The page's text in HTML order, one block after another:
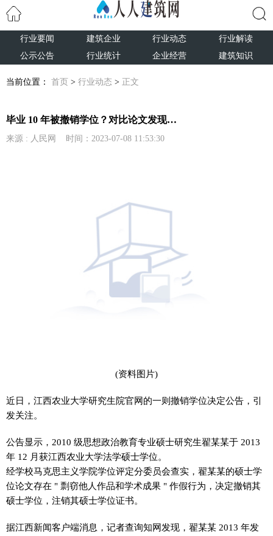
行业要闻 建筑企业 行业动态
行业解读
公示公告
行业统计 企业经营 建筑知识
当前位置： 首页 > 行业动态 > 正文
毕业 10 年被撤销学位？对比论文发现…
来源 : 人民网 时间：2023-07-08 11:53:30
(资料图片)
近日，江西农业大学研究生院官网的一则撤销学位决定公告，引
发关注。
公告显示，2010 级思想政治教育专业硕士研究生翟某某于 2013
年 12 月获江西农业大学法学硕士学位。
经学校马克思主义学院学位评定分委员会查实，翟某某的硕士学
位论文存在 " 剽窃他人作品和学术成果 " 作假行为，决定撤销其
硕士学位，注销其硕士学位证书。
据江西新闻客户端消息，记者查询知网发现，翟某某 2013 年发